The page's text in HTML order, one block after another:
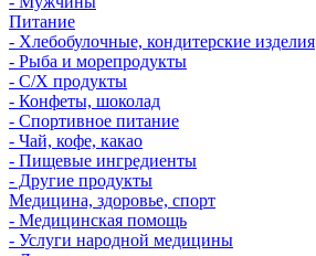
Питание
- Хлебобулочные, кондитерские изделия
- Рыба и морепродукты
- С/Х продукты
- Конфеты, шоколад
- Спортивное питание
- Чай, кофе, какао
- Пищевые ингредиенты
- Другие продукты
Медицина, здоровье, спорт
- Медицинская помощь
- Услуги народной медицины